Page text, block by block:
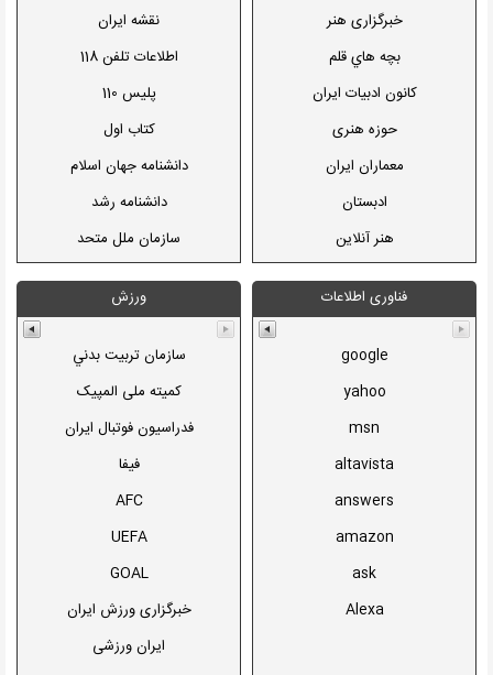
احداث صنعت
آلومينيم ايران
صنایع مس ايران
ذوب آهن اصفهان
فولاد مبارکه
كشتي سازي فرا ساحل
تراكتور سازي ايران
دخانیات ایران
خبرگزاری هنر
بچه هاي قلم
کانون ادبیات ایران
حوزه هنری
معماران ایران
ادبستان
هنر آنلاین
فرهنگی هنری شهرداری
ایران تئاتر
بنیاد فارابی
بنیاد رودکی
انجمن سینمای جوانان
جشنواره فیلم فجر
رسانه های تصویری
فیلم نیوز
خانه عکاسان ایران
انجمن طراحان گرافیک
نقشه ایران
اطلاعات تلفن 118
پلیس 110
کتاب اول
دانشنامه جهان اسلام
دانشنامه رشد
سازمان ملل متحد
ویکی پدیا
بریتانیکا
کتاب زرد ایران
دیکشنری پارس
لغت نامه آریانپور
کتب مرجع دانلود کتاب الکترونیكي
تلفن همراه
فروشگاه اینترنتی ایستگاه
فناوری اطلاعات
google
yahoo
msn
altavista
answers
amazon
ask
Alexa
ورزش
سازمان تربيت بدني
کمیته ملی المپیک
فدراسيون فوتبال ايران
فيفا
AFC
UEFA
GOAL
خبرگزاری ورزش ایران
ایران ورزشی